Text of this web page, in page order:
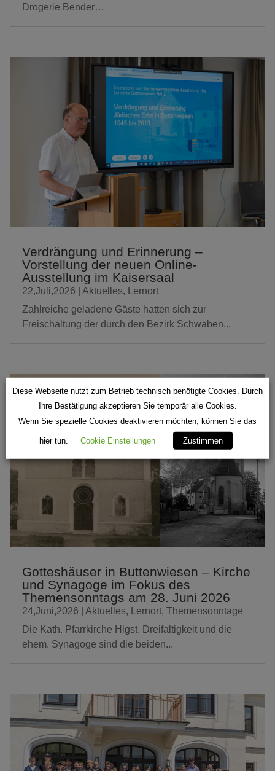
Drogerie Bender…
Verdrängung und Erinnerung –
Vorstellung der neuen Online-
Ausstellung im Kaisersaal
22,Juli,2026 Aktuelles,
Lernort
Zahlreiche geladene Gäste hatten sich zur
Freischaltung der durch den Bezirk Schwaben...
Gotteshäuser in Buttenwiesen – Kirche
und Synagoge im Fokus des
Themensonntags am 28. Juni 2026
24,Juni,2026 Aktuelles, Lernort, Themensonntage
Die Kath. Pfarrkirche Hlgst. Dreifaltigkeit und die
ehem. Synagoge sind die beiden...
Diese Webseite nutzt zum Betrieb technisch benötigte Cookies. Durch
Ihre Bestätigung akzeptieren Sie temporär alle Cookies.
Wenn Sie spezielle Cookies deaktivieren möchten, können Sie das
hier tun. Cookie Einstellungen Zustimmen